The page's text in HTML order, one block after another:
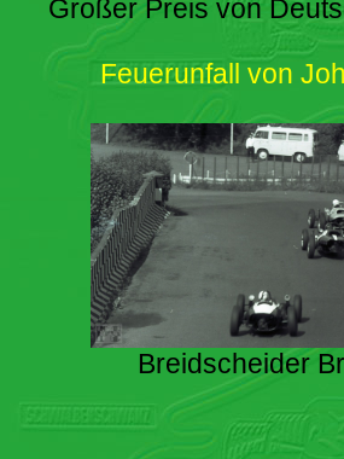
Großer Preis von
Feuerunfall von
Breidscheider